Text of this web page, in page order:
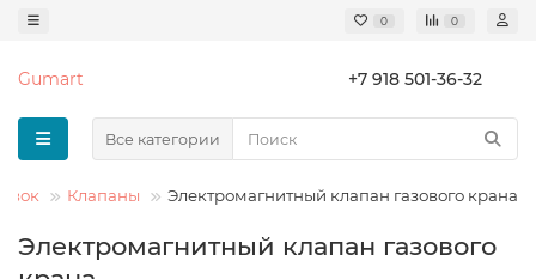
0 0
Gumart +7 918 501-36-32
Все категории
Клапаны Электромагнитный клапан газового крана
Электромагнитный клапан газового